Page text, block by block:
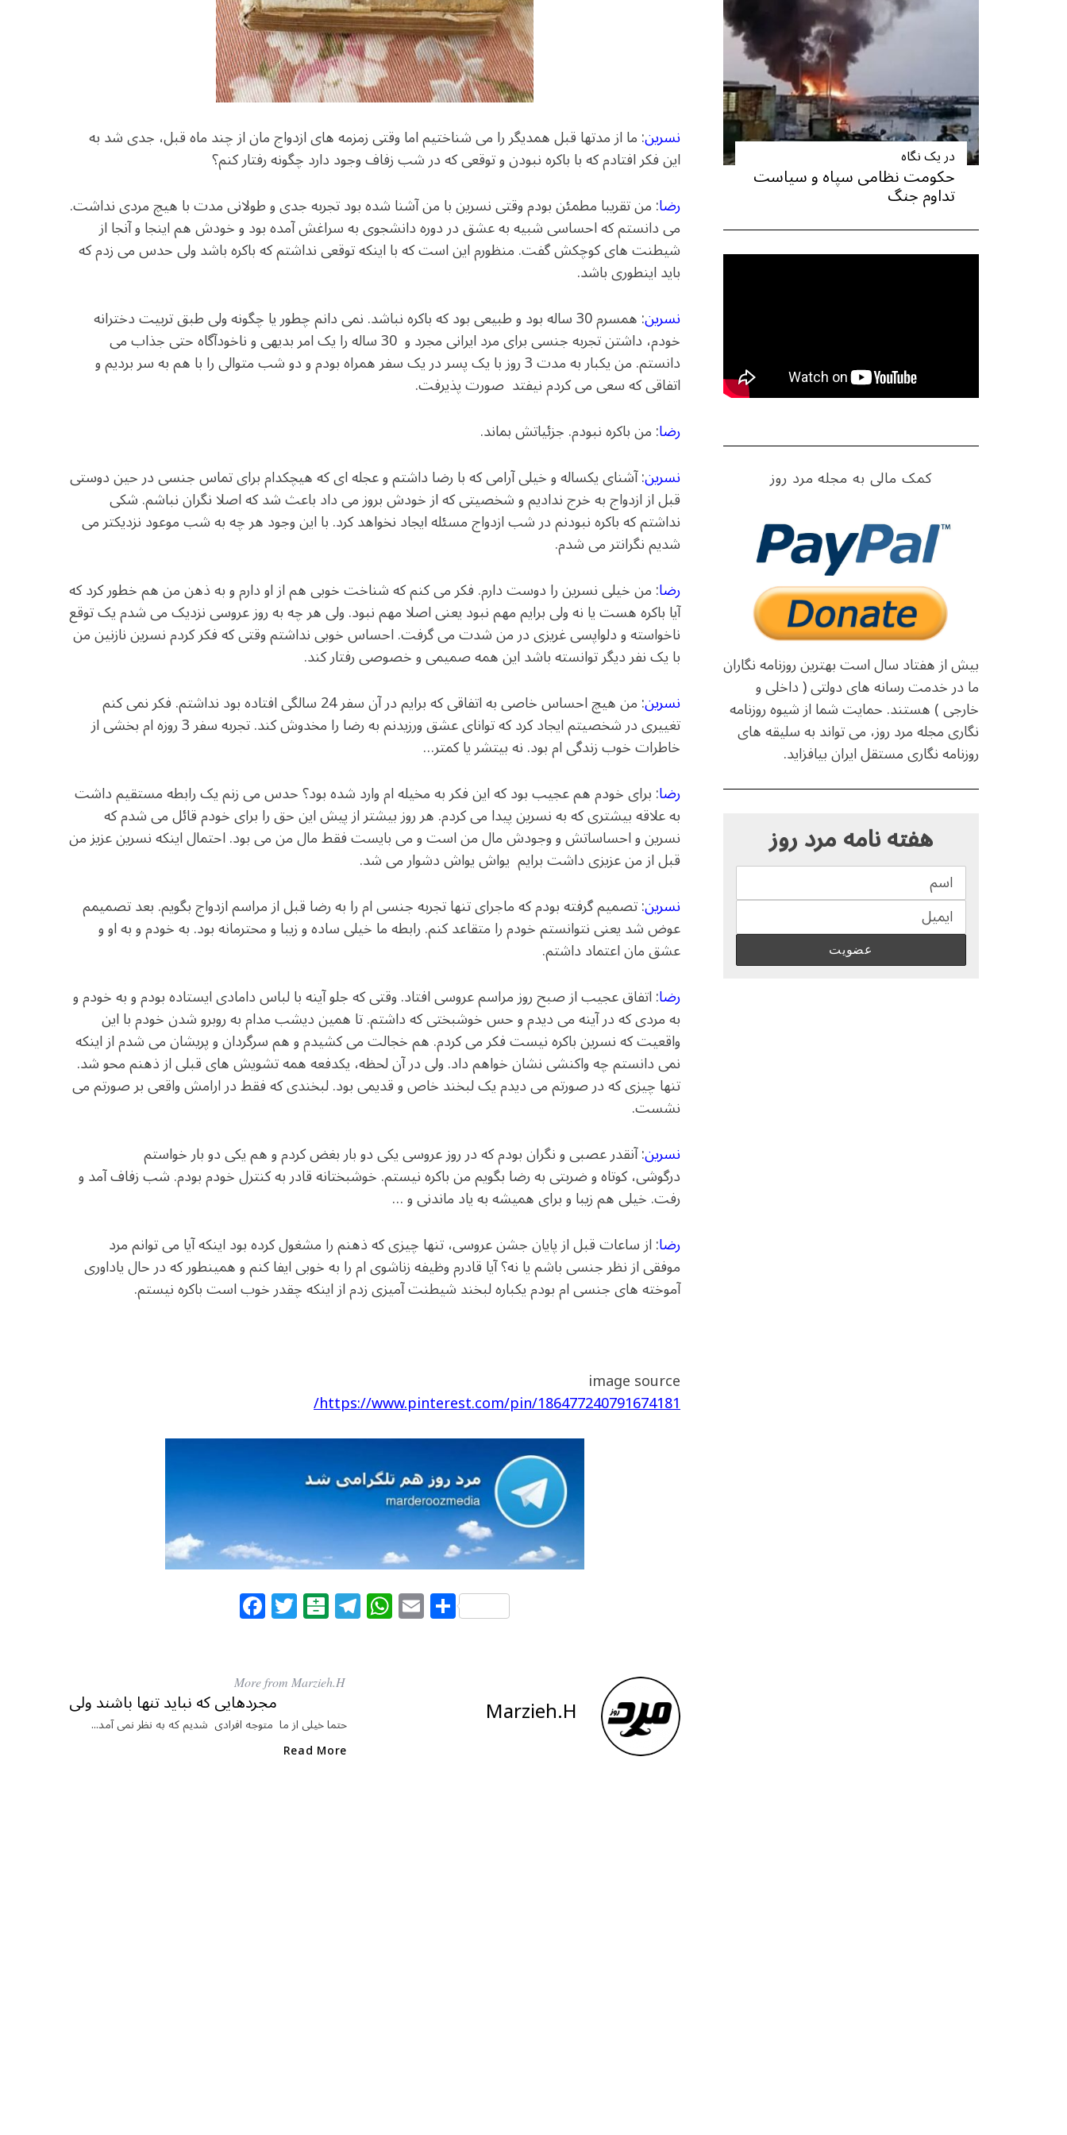
نسرین: ما از مدتها قبل همدیگر را می شناختیم اما وقتی زمزمه های ازدواج مان از چند ماه قبل، جدی شد به
این فکر افتادم که با باکره نبودن و توقعی که در شب زفاف وجود دارد چگونه رفتار کنم؟
رضا: من تقریبا مطمئن بودم وقتی نسرین با من آشنا شده بود تجربه جدی و طولانی مدت با هیچ مردی نداشت.
می دانستم که احساسی شبیه به عشق در دوره دانشجوی به سراغش آمده بود و خودش هم اینجا و آنجا از
شیطنت های کوچکش گفت. منظورم این است که با اینکه توقعی نداشتم که باکره باشد ولی حدس می زدم که
باید اینطوری باشد.
نسرین
: همسرم 30 ساله بود و طبیعی بود که باکره نباشد. نمی دانم چطور یا چگونه ولی طبق تربیت دخترانه
خودم، داشتن تجربه جنسی برای مرد ایرانی مجرد و 30 ساله را یک امر بدیهی و ناخودآگاه حتی جذاب می
دانستم. من یکبار به مدت 3 روز با یک پسر در یک سفر همراه بودم و دو شب متوالی را با هم به سر بردیم و
اتفاقی که سعی می کردم نیفتد صورت پذیرفت.
رضا: من باکره نبودم. جزئیاتش بماند.
نسرین: آشنای یکساله و خیلی آرامی که با رضا داشتم و عجله ای که هیچکدام برای تماس جنسی در حین دوستی
قبل از ازدواج به خرج ندادیم و شخصیتی که از خودش بروز می داد باعث شد که اصلا نگران نباشم. شکی
نداشتم که باکره نبودنم در شب ازدواج مسئله ایجاد نخواهد کرد. با این وجود هر چه به شب موعود نزدیکتر می
شدیم نگرانتر می شدم.
رضا: من خیلی نسرین را دوست دارم. فکر می کنم که شناخت خوبی هم از او دارم و به ذهن من هم خطور کرد که
آیا باکره هست یا نه ولی برایم مهم نبود یعنی اصلا مهم نبود. ولی هر چه به روز عروسی نزدیک می شدم یک توقع
ناخواسته و دلواپسی غریزی در من شدت می گرفت. احساس خوبی نداشتم وقتی که فکر کردم نسرین نازنین من
با یک نفر دیگر توانسته باشد این همه صمیمی و خصوصی رفتار کند.
نسرین
: من هیچ احساس خاصی به اتفاقی که برایم در آن سفر 24 سالگی افتاده بود نداشتم. فکر نمی کنم
تغییری در شخصیتم ایجاد کرد که توانای عشق ورزیدنم به رضا را مخدوش کند. تجربه سفر 3 روزه ام بخشی از
خاطرات خوب زندگی ام بود. نه بیتشر یا کمتر…
رضا: برای خودم هم عجیب بود که این فکر به مخیله ام وارد شده بود؟ حدس می زنم یک رابطه مستقیم داشت
به علاقه بیشتری که به نسرین پیدا می کردم. هر روز بیشتر از پیش این حق را برای خودم قائل می شدم که
نسرین و احساساتش و وجودش مال من است و می بایست فقط مال من می بود. احتمال اینکه نسرین عزیز من
قبل از من عزیزی داشت برایم یواش یواش دشوار می شد.
نسرین: تصمیم گرفته بودم که ماجرای تنها تجربه جنسی ام را به رضا قبل از مراسم ازدواج بگویم. بعد تصمیمم
عوض شد یعنی نتوانستم خودم را متقاعد کنم. رابطه ما خیلی ساده و زیبا و محترمانه بود. به خودم و به او و
عشق مان اعتماد داشتم.
رضا: اتفاق عجیب از صبح روز مراسم عروسی افتاد. وقتی که جلو آینه با لباس دامادی ایستاده بودم و به خودم و
به مردی که در آینه می دیدم و حس خوشبختی که داشتم. تا همین دیشب مدام به روبرو شدن خودم با این
واقعیت که نسرین باکره نیست فکر می کردم. هم خجالت می کشیدم و هم سرگردان و پریشان می شدم از اینکه
نمی دانستم چه واکنشی نشان خواهم داد. ولی در آن لحظه، یکدفعه همه تشویش های قبلی از ذهنم محو شد.
تنها چیزی که در صورتم می دیدم یک لبخند خاص و قدیمی بود. لبخندی که فقط در ارامش واقعی بر صورتم می
نشست.
نسرین: آنقدر عصبی و نگران بودم که در روز عروسی یکی دو بار بغض کردم و هم یکی دو بار خواستم
درگوشی، کوتاه و ضربتی به رضا بگویم من باکره نیستم. خوشبختانه قادر به کنترل خودم بودم. شب زفاف آمد و
رفت. خیلی هم زیبا و برای همیشه به یاد ماندنی و …
رضا: از ساعات قبل از پایان جشن عروسی، تنها چیزی که ذهنم را مشغول کرده بود اینکه آیا می توانم مرد
موفقی از نظر جنسی باشم یا نه؟ آیا قادرم وظیفه زناشوی ام را به خوبی ایفا کنم و همینطور که در حال یاداوری
آموخته های جنسی ام بودم یکباره لبخند شیطنت آمیزی زدم از اینکه چقدر خوب است باکره نیستم.
image source
https://www.pinterest.com/pin/186477240791674181/
F
a
e
b
oo
T
w
e
r
B
al
ar
T
el W
h E
m S
h
Marzieh.H
More from Marzieh.H
مجردهایی که نباید تنها باشند ولی
حتما خیلی از ما متوجه افرادی شدیم که به نظر نمی آمد...
Read More
در یک نگاه
حکومت نظامی سپاه و سیاست
تداوم جنگ
کمک مالی به مجله مرد روز
بیش از هفتاد سال است بهترین روزنامه نگاران
ما در خدمت رسانه های دولتی ( داخلی و
خارجی ) هستند. حمایت شما از شیوه روزنامه
نگاری مجله مرد روز، می تواند به سلیقه های
روزنامه نگاری مستقل ایران بیافزاید.
هفته نامه مرد روز
S
r
c
f
r